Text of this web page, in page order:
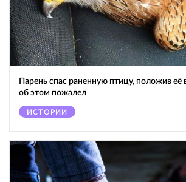
Парень спас раненную птицу, положив её
об этом пожалел
ИСТОРИИ